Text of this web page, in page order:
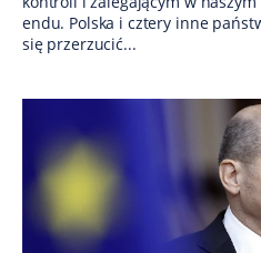
endu. Polska i cztery inne
się przerzucić...